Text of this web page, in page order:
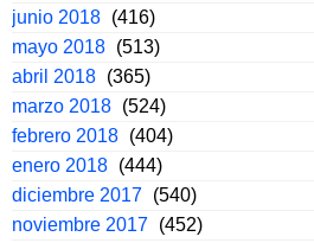
junio 2018 (416)
mayo 2018 (513)
abril 2018 (365)
marzo 2018 (524)
febrero 2018 (404)
enero 2018 (444)
diciembre 2017 (540)
noviembre 2017 (452)